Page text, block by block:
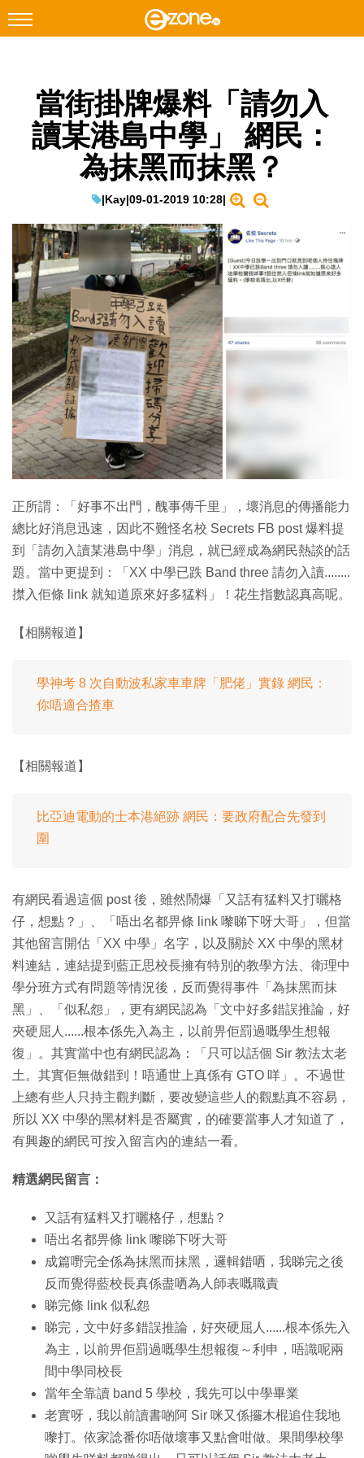
Facebook Instagram
科技焦點
教學評測
EduTech
IT Times
生成式AI與雲端應用
Enterprise Digital Transformation
特集
當街掛牌爆料「請勿入
讀某港島中學」 網民：
為抹黑而抹黑？
|Kay|09-01-2019 10:28|
正所謂：「好事不出門，醜事傳千里」，壞消息的傳播能力
總比好消息迅速，因此不難怪名校 Secrets FB post 爆料提
到「請勿入讀某港島中學」消息，就已經成為網民熱談的話
題。當中更提到：「XX 中學已跌 Band three 請勿入讀........
㩒入佢條 link 就知道原來好多猛料」！花生指數認真高呢。
【相關報道】
學神考 8 次自動波私家車車牌「肥佬」實錄 網民：
你唔適合揸車
【相關報道】
比亞迪電動的士本港絕跡 網民：要政府配合先發到
圍
有網民看過這個 post 後，雖然鬧爆「又話有猛料又打曬格
仔，想點？」、「唔出名都畀條 link 嚟睇下呀大哥」，但當
其他留言開估「XX 中學」名字，以及關於 XX 中學的黑材
料連結，連結提到藍正思校長擁有特別的教學方法、衛理中
學分班方式有問題等情況後，反而覺得事件「為抹黑而抹
黑」、「似私怨」，更有網民認為「文中好多錯誤推論，好
夾硬屈人......根本係先入為主，以前畀佢罰過嘅學生想報
復」。其實當中也有網民認為：「只可以話個 Sir 教法太老
土。其實佢無做錯到！唔通世上真係有 GTO 咩」。不過世
上總有些人只持主觀判斷，要改變這些人的觀點真不容易，
所以 XX 中學的黑材料是否屬實，的確要當事人才知道了，
有興趣的網民可按入留言內的連結一看。
精選網民留言：
又話有猛料又打曬格仔，想點？
唔出名都畀條 link 嚟睇下呀大哥
成篇嘢完全係為抹黑而抹黑，邏輯錯哂，我睇完之後
反而覺得藍校長真係盡哂為人師表嘅職責
睇完條 link 似私怨
睇完，文中好多錯誤推論，好夾硬屈人......根本係先入
為主，以前畀佢罰過嘅學生想報復～利申，唔識呢兩
間中學同校長
當年全靠讀 band 5 學校，我先可以中學畢業
老實呀，我以前讀書啲阿 Sir 咪又係攞木棍追住我地
嚟打。依家諗番你唔做壞事又點會咁做。果間學校學